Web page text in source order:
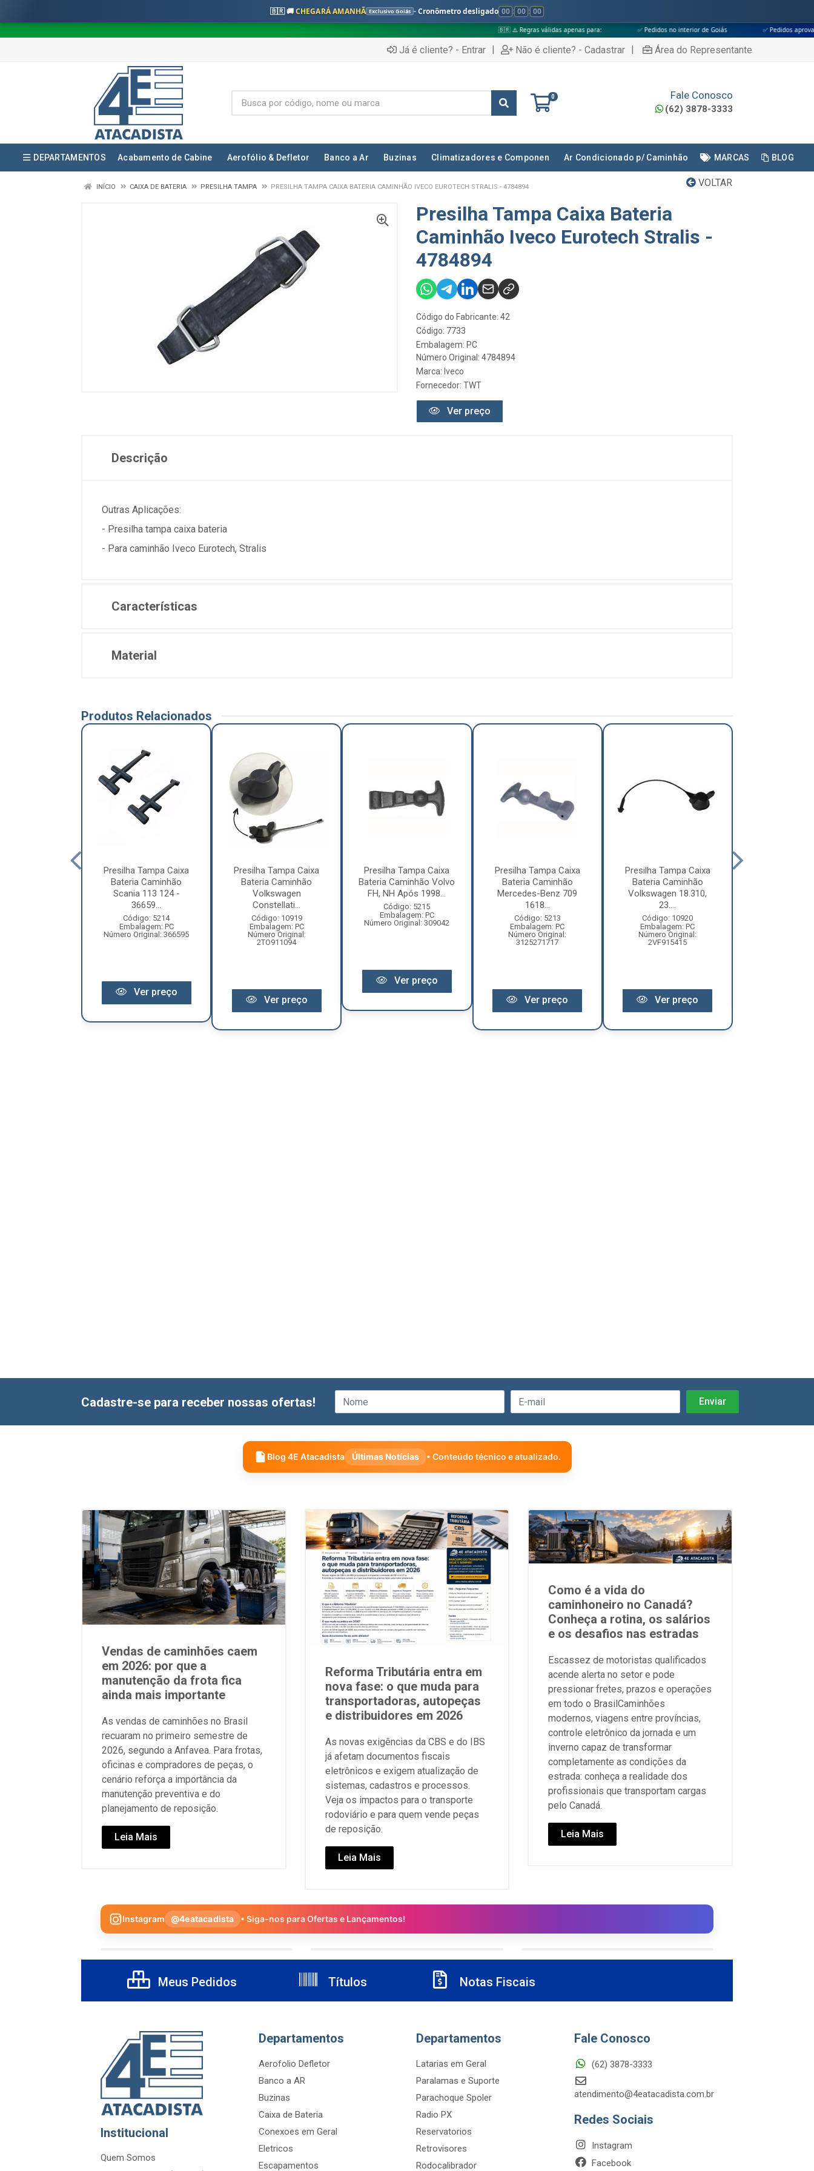
🇧🇷 🚚CHEGARÁ AMANHÃ Exclusivo Goiás - Cronômetro desligado 00 : 00 : 00
🇧🇷 ⚠️ Regras válidas apenas para: ✅ Pedidos no interior de Goiás ✅ Pedidos aprovados até às 18h
Já é cliente? - Entrar | Não é cliente? - Cadastrar | Área do Representante
0 Fale Conosco
(62) 3878-3333
DEPARTAMENTOS Acabamento de Cabine Aerofólio & Defletor Banco a Ar Buzinas Climatizadores e Componen Ar Condicionado p/ Caminhão MARCAS BLOG
VOLTAR
INÍCIO CAIXA DE BATERIA PRESILHA TAMPA PRESILHA TAMPA CAIXA BATERIA CAMINHÃO IVECO EUROTECH STRALIS - 4784894
Presilha Tampa Caixa Bateria
Caminhão Iveco Eurotech Stralis -
4784894
Código do Fabricante: 42
Código: 7733
Embalagem: PC
Número Original: 4784894
Marca: Iveco
Fornecedor: TWT
Ver preço
Descrição
Outras Aplicações:
- Presilha tampa caixa bateria
- Para caminhão Iveco Eurotech, Stralis
Características
Material
Produtos Relacionados
Presilha Tampa Caixa
Bateria Caminhão
Scania 113 124 -
36659...
Código: 5214
Embalagem: PC
Número Original: 366595
Ver preço
Presilha Tampa Caixa
Bateria Caminhão
Volkswagen
Constellati...
Código: 10919
Embalagem: PC
Número Original:
2TO911094
Ver preço
Presilha Tampa Caixa
Bateria Caminhão Volvo
FH, NH Após 1998...
Código: 5215
Embalagem: PC
Número Original: 309042
Ver preço
Presilha Tampa Caixa
Bateria Caminhão
Mercedes-Benz 709
1618...
Código: 5213
Embalagem: PC
Número Original:
3125271717
Ver preço
Presilha Tampa Caixa
Bateria Caminhão
Volkswagen 18.310,
23....
Código: 10920
Embalagem: PC
Número Original:
2VF915415
Ver preço
Cadastre-se para receber nossas ofertas!
Blog 4E Atacadista Últimas Notícias • Conteúdo técnico e atualizado.
Vendas de caminhões caem
em 2026: por que a
manutenção da frota fica
ainda mais importante
As vendas de caminhões no Brasil
recuaram no primeiro semestre de
2026, segundo a Anfavea. Para frotas,
oficinas e compradores de peças, o
cenário reforça a importância da
manutenção preventiva e do
planejamento de reposição.
Leia Mais
Reforma Tributária entra em
nova fase: o que muda para
transportadoras, autopeças
e distribuidores em 2026
As novas exigências da CBS e do IBS
já afetam documentos fiscais
eletrônicos e exigem atualização de
sistemas, cadastros e processos.
Veja os impactos para o transporte
rodoviário e para quem vende peças
de reposição.
Leia Mais
Como é a vida do
caminhoneiro no Canadá?
Conheça a rotina, os salários
e os desafios nas estradas
Escassez de motoristas qualificados
acende alerta no setor e pode
pressionar fretes, prazos e operações
em todo o BrasilCaminhões
modernos, viagens entre províncias,
controle eletrônico da jornada e um
inverno capaz de transformar
completamente as condições da
estrada: conheça a realidade dos
profissionais que transportam cargas
pelo Canadá.
Leia Mais
Instagram @4eatacadista • Siga-nos para Ofertas e Lançamentos!
Meus Pedidos Títulos Notas Fiscais
Institucional
Quem Somos
Departamentos
Aerofolio Defletor
Banco a AR
Buzinas
Caixa de Bateria
Conexoes em Geral
Eletricos
Escapamentos
Departamentos
Latarias em Geral
Paralamas e Suporte
Parachoque Spoler
Radio PX
Reservatorios
Retrovisores
Rodocalibrador
Fale Conosco
(62) 3878-3333
atendimento@4eatacadista.com.br
Redes Sociais
Instagram
Facebook